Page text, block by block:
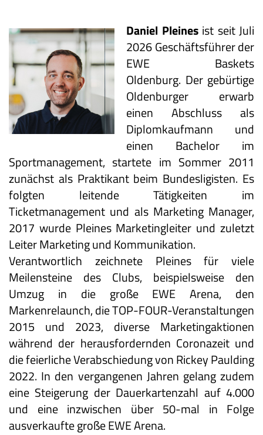
Daniel Pleines ist seit Juli
2026Geschäftsführer der
EWE Baskets
Oldenburg. Der gebürtige
Oldenburger erwarb
einen Abschluss als
Diplomkaufmann und
einen Bachelor im
Sportmanagement, startete im Sommer 2011
zunächst als Praktikant beim Bundesligisten. Es
folgten leitende Tätigkeiten im
Ticketmanagement und als Marketing Manager,
2017 wurde Pleines Marketingleiter und zuletzt
Leiter Marketing und Kommunikation.
Verantwortlich zeichnete Pleines für viele
Meilensteine des Clubs, beispielsweise den
Umzug in die große EWE Arena, den
Markenrelaunch, die TOP-FOUR-Veranstaltungen
2015 und 2023, diverse Marketingaktionen
während der herausfordernden Coronazeit und
die feierliche Verabschiedung von Rickey Paulding
2022. In den vergangenen Jahren gelang zudem
eine Steigerung der Dauerkartenzahl auf 4.000
und eine inzwischen über 50-mal in Folge
ausverkaufte große EWE Arena.